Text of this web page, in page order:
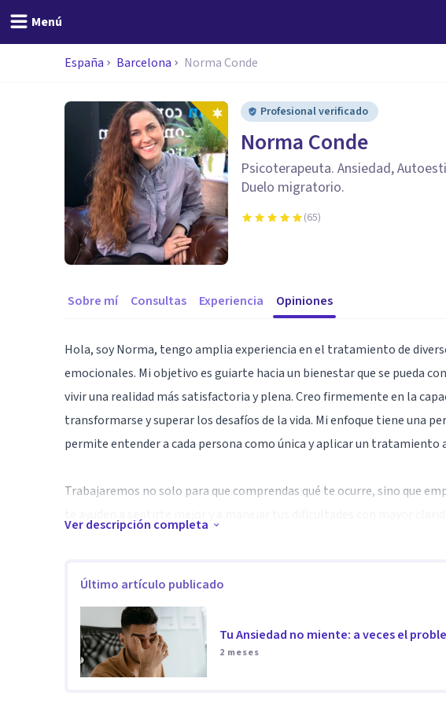
Menú
España Barcelona Norma Conde
Profesional verificado
Norma Conde
Psicoterapeuta. Ansiedad,
Duelo migratorio.
(65)
Sobre mí Consultas Experiencia Opiniones
Hola, soy Norma, tengo amplia experiencia en el tratamiento de
emocionales. Mi objetivo es guiarte hacia un bienestar que se pueda
vivir una realidad más satisfactoria y plena. Creo firmemente en la
transformarse y superar los desafíos de la vida. Mi enfoque tiene una
permite entender a cada persona como única y aplicar un tratamiento
Trabajaremos no solo para que comprendas qué te ocurre, sino que
En las primeras sesiones nos centramos en comprender tu situación
mantienen el malestar y empezar a desarrollar formas más ajustadas
proceso terapéutico combina herramientas basadas en la evidencia
respetuoso y sin juicios, orientado a generar avances progresivos desde
Ver descripción completa
Último artículo publicado
Tu Ansiedad no miente: a veces el
2 meses